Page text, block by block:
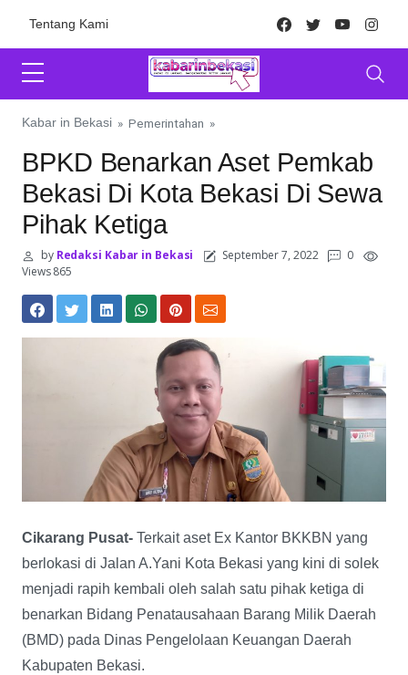
Tentang Kami Facebook
TwitterYoutube
Kabar in Bekasi » Pemerintahan »
BPKD Benarkan Aset Pemkab
Bekasi Di Kota Bekasi Di Sewa
Pihak Ketiga
byRedaksi Kabar in Bekasi September 7, 2022
0
Views 865
Cikarang Pusat- Terkait aset Ex Kantor BKKBN yang
berlokasi di Jalan A.Yani Kota Bekasi yang kini di solek
menjadi rapih kembali oleh salah satu pihak ketiga di
benarkan Bidang Penatausahaan Barang Milik Daerah
(BMD) pada Dinas Pengelolaan Keuangan Daerah
Kabupaten Bekasi.